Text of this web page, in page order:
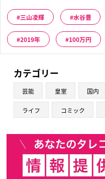
三山凌輝 水谷豊
2019年 100万円
カテゴリー
芸能 皇室 国内
ライフ コミック